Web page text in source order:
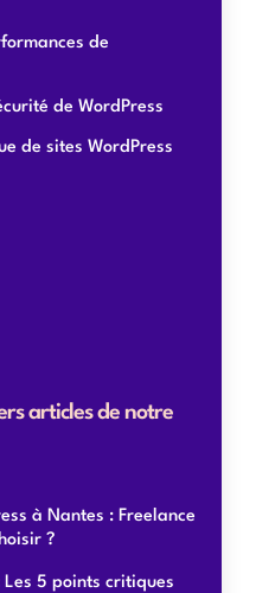
de
de WordPress
de sites WordPress
articles de notre
à Nantes : Freelance
?
Les 5 points critiques